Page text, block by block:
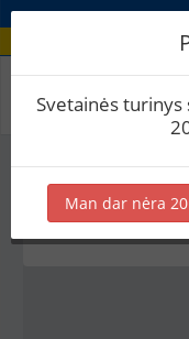
Recepto
Svetainės
Man dar nėra